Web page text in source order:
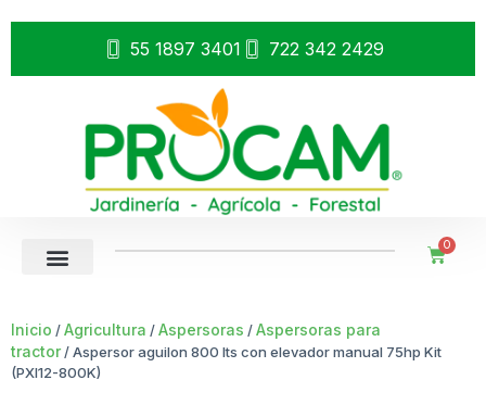
55 1897 3401 722 342 2429
0
Inicio /Agricultura /Aspersoras /Aspersoras para
tractor/ Aspersor aguilon 800 lts con elevador manual 75hp Kit
(PXI12-800K)